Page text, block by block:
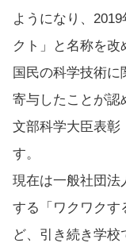
ようになり、
クト」と名称を改
国民の科学技術に
寄与したことが認
文部科学大臣表彰
す。
現在は一般社団法
する「ワクワクす
ど、引き続き学